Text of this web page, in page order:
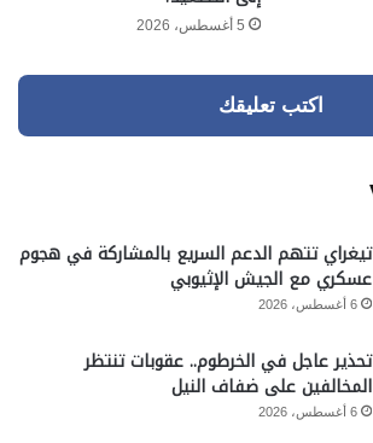
5 أغسطس، 2026
اكتب تعليقك
تيغراي تتهم الدعم السريع بالمشاركة في هجوم
عسكري مع الجيش الإثيوبي
6 أغسطس، 2026
تحذير عاجل في الخرطوم.. عقوبات تنتظر
المخالفين على ضفاف النيل
6 أغسطس، 2026